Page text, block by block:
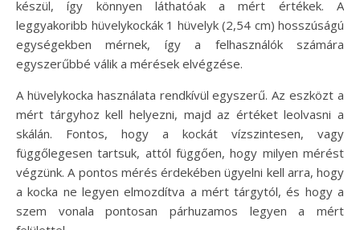
készül, így könnyen láthatóak a mért értékek. A
leggyakoribb hüvelykockák 1 hüvelyk (2,54 cm) hosszúságú
egységekben mérnek, így a felhasználók számára
egyszerűbbé válik a mérések elvégzése.
A hüvelykocka használata rendkívül egyszerű. Az eszközt a
mért tárgyhoz kell helyezni, majd az értéket leolvasni a
skálán. Fontos, hogy a kockát vízszintesen, vagy
függőlegesen tartsuk, attól függően, hogy milyen mérést
végzünk. A pontos mérés érdekében ügyelni kell arra, hogy
a kocka ne legyen elmozdítva a mért tárgytól, és hogy a
szem vonala pontosan párhuzamos legyen a mért